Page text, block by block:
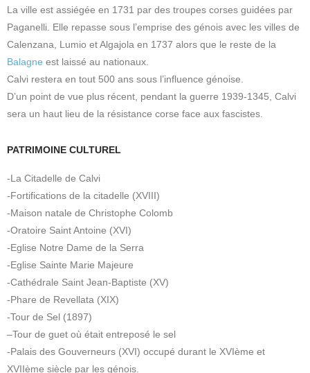
La ville est assiégée en 1731 par des troupes corses guidées par
Paganelli. Elle repasse sous l’emprise des génois avec les villes de
Calenzana, Lumio et Algajola en 1737 alors que le reste de la
Balagne est laissé au nationaux.
Calvi restera en tout 500 ans sous l’influence génoise.
D’un point de vue plus récent, pendant la guerre 1939-1345, Calvi
sera un haut lieu de la résistance corse face aux fascistes.
PATRIMOINE CULTUREL
-La Citadelle de Calvi
-Fortifications de la citadelle (XVIII)
-Maison natale de Christophe Colomb
-Oratoire Saint Antoine (XVI)
-Eglise Notre Dame de la Serra
-Eglise Sainte Marie Majeure
-Cathédrale Saint Jean-Baptiste (XV)
-Phare de Revellata (XIX)
-Tour de Sel (1897)
–Tour de guet où était entreposé le sel
-Palais des Gouverneurs (XVI) occupé durant le XVIème et
XVIIème siècle par les génois.